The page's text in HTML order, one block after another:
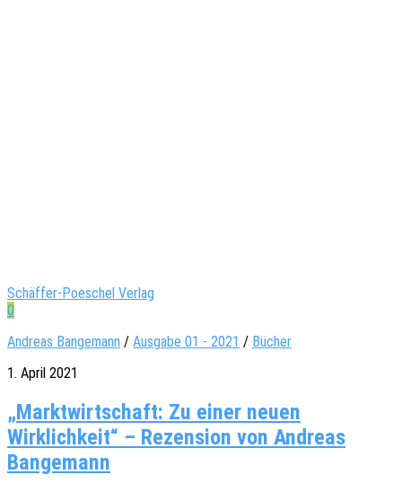
Schäffer-Poeschel Verlag
0
Andreas Bangemann / Ausgabe 01 - 2021 / Bücher
1. April 2021
„Marktwirtschaft: Zu einer neuen
Wirklichkeit“ – Rezension von Andreas
Bangemann